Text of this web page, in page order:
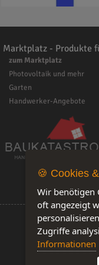
Marktplatz - Produkte
zum Marktplatz
Photovoltaik und mehr
Garten
Handwerker-Angebote
🍪 Cookies
Wir benötigen
oft angezeigt
Zugriffe
Informationen